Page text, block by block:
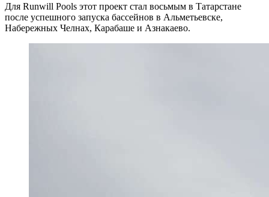
Для Runwill Pools этот проект стал восьмым в Татарстане
после успешного запуска бассейнов в Альметьевске,
Набережных Челнах, Карабаше и Азнакаево.